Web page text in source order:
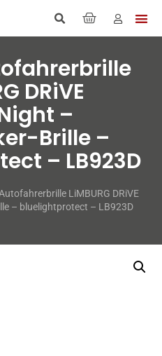
DRiVE
–
Brille –
– LB923D
LiMBURG DRiVE
– bluelightprotect – LB923D